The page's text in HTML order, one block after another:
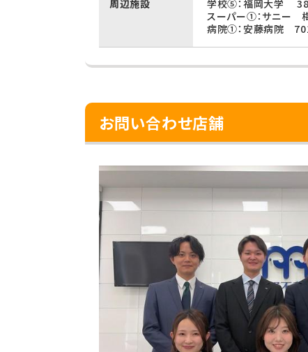
周辺施設
学校⑤：福岡大学
スーパー①：サニー
病院①：安藤病院
お問い合わせ店舗